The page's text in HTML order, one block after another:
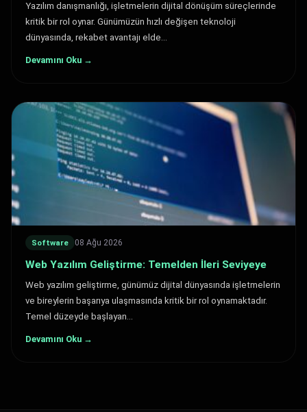
Yazılım danışmanlığı, işletmelerin dijital dönüşüm süreçlerinde
kritik bir rol oynar. Günümüzün hızlı değişen teknoloji
dünyasında, rekabet avantajı elde…
Devamını Oku →
Software 08 Ağu 2026
Web Yazılım Geliştirme: Temelden İleri Seviyeye
Web yazılım geliştirme, günümüz dijital dünyasında işletmelerin
ve bireylerin başarıya ulaşmasında kritik bir rol oynamaktadır.
Temel düzeyde başlayan…
Devamını Oku →